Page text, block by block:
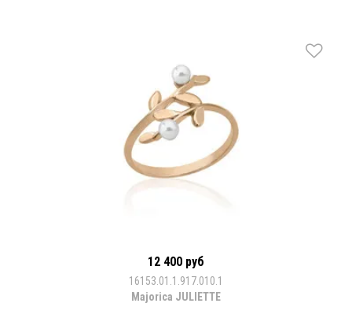
12 400 руб
16153.01.1.917.010.1
Majorica JULIETTE